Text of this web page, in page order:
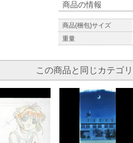
商品の情報
商品(梱包)サイズ
重量
この商品と同じカテゴ